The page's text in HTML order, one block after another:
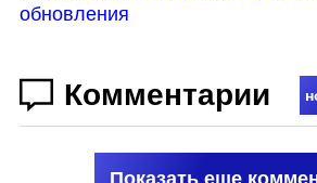
обновления
Комментарии
Показать еще